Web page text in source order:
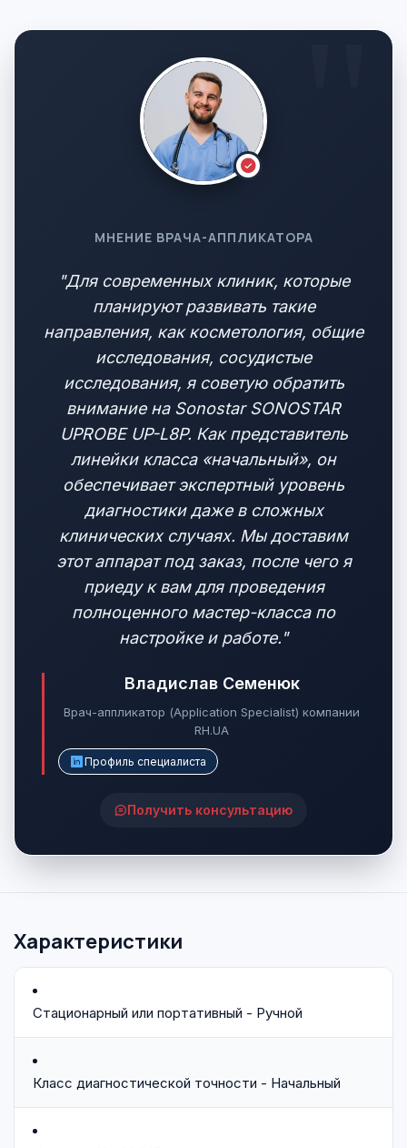
МНЕНИЕ ВРАЧА-АППЛИКАТОРА
"Для современных клиник, которые
планируют развивать такие
направления, как косметология, общие
исследования, сосудистые
исследования, я советую обратить
внимание на Sonostar SONOSTAR
UPROBE UP-L8P. Как представитель
линейки класса «начальный», он
обеспечивает экспертный уровень
диагностики даже в сложных
клинических случаях. Мы доставим
этот аппарат под заказ, после чего я
приеду к вам для проведения
полноценного мастер-класса по
настройке и работе."
Владислав Семенюк
Врач-аппликатор (Application Specialist) компании
RH.UA
Профиль специалиста
Получить консультацию
Характеристики
Стационарный или портативный - Ручной
Класс диагностической точности - Начальный